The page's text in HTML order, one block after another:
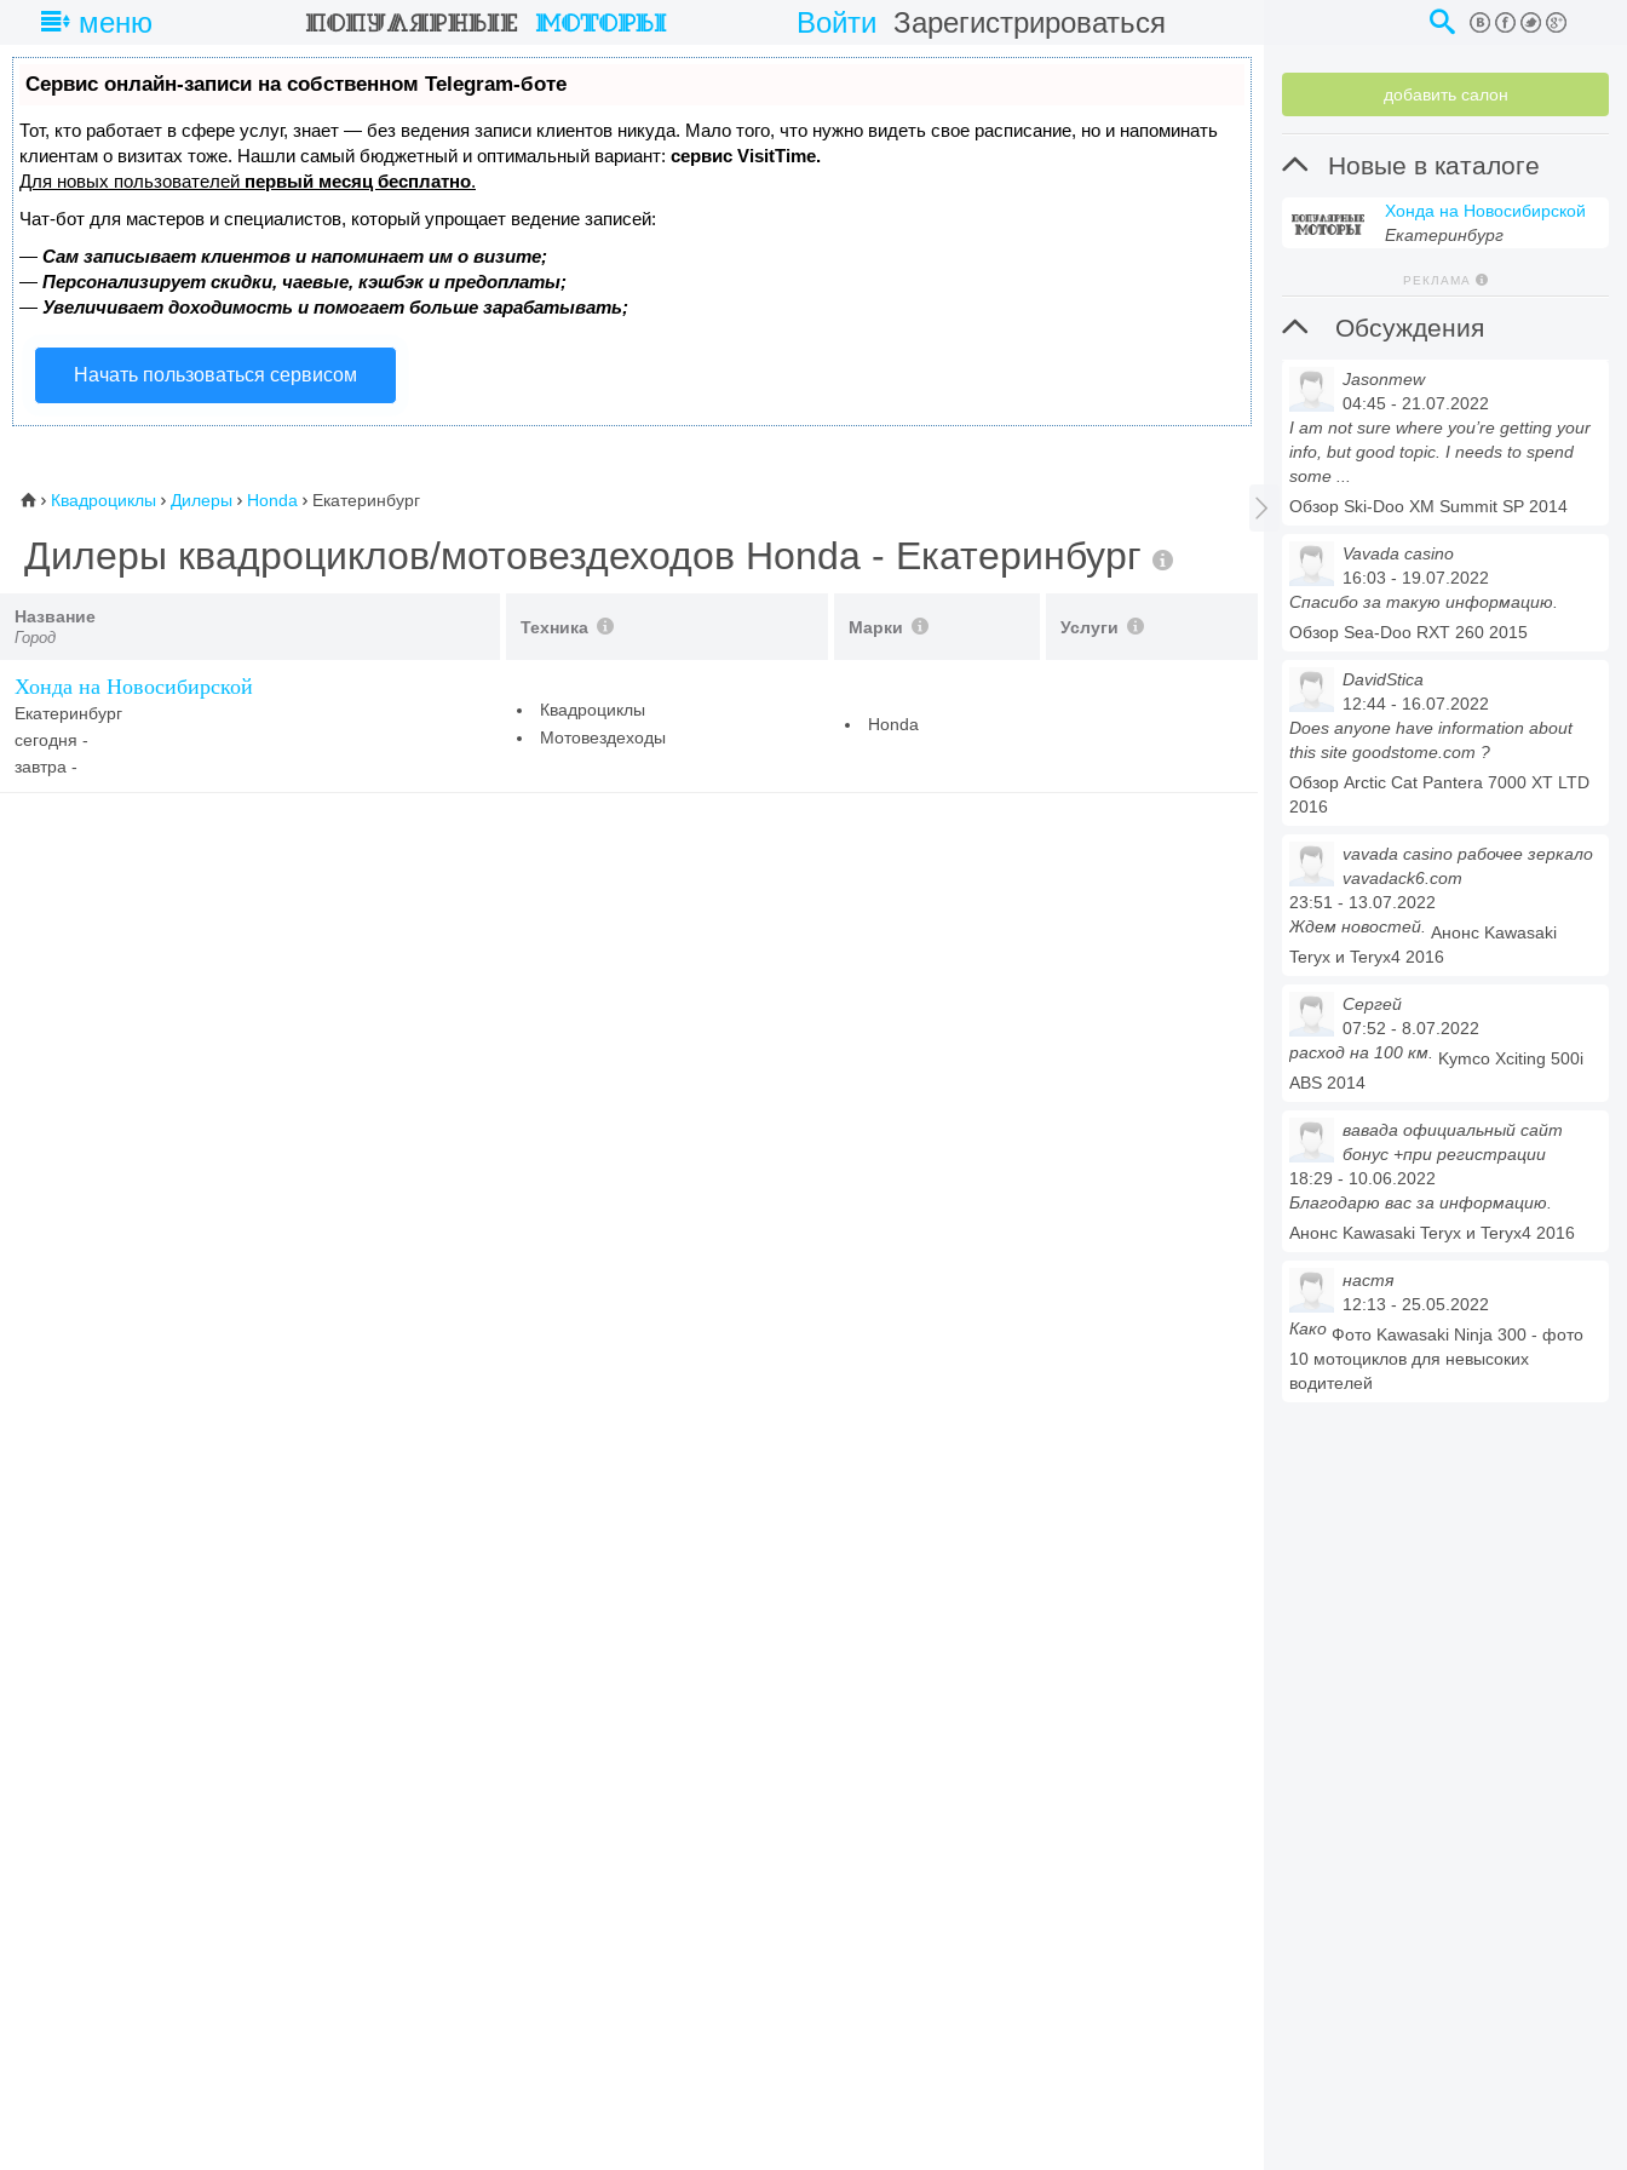
меню Войти Зарегистрироваться
Сервис онлайн-записи на собственном Telegram-боте
Тот, кто работает в сфере услуг, знает — без ведения записи клиентов никуда. Мало того, что нужно видеть свое расписание, но и напоминать
клиентам о визитах тоже. Нашли самый бюджетный и оптимальный вариант: сервис VisitTime.
Для новых пользователей первый месяц бесплатно.
Чат-бот для мастеров и специалистов, который упрощает ведение записей:
— Сам записывает клиентов и напоминает им о визите;
— Персонализирует скидки, чаевые, кэшбэк и предоплаты;
— Увеличивает доходимость и помогает больше зарабатывать;
Начать пользоваться сервисом
⌂  Квадроциклы  Дилеры  Honda  Екатеринбург
Дилеры квадроциклов/мотовездеходов Honda - Екатеринбург
Название
Город
Техника Марки Услуги
Хонда на Новосибирской
Екатеринбург
сегодня -
завтра -
Квадроциклы
Мотовездеходы
Honda

добавить салон
 Новые в каталоге
Хонда на Новосибирской
Екатеринбург
РЕКЛАМА
 Обсуждения
Jasonmew
04:45 - 21.07.2022
I am not sure where you’re getting your
info, but good topic. I needs to spend
some ...
Обзор Ski-Doo XM Summit SP 2014
Vavada casino
16:03 - 19.07.2022
Спасибо за такую информацию.
Обзор Sea-Doo RXT 260 2015
DavidStica
12:44 - 16.07.2022
Does anyone have information about
this site goodstome.com ?
Обзор Arctic Cat Pantera 7000 XT LTD
2016
vavada casino рабочее зеркало
vavadack6.com
23:51 - 13.07.2022
Ждем новостей. Анонс Kawasaki
Teryx и Teryx4 2016
Сергей
07:52 - 8.07.2022
расход на 100 км. Kymco Xciting 500i
ABS 2014
вавада официальный сайт
бонус +при регистрации
18:29 - 10.06.2022
Благодарю вас за информацию.
Анонс Kawasaki Teryx и Teryx4 2016
настя
12:13 - 25.05.2022
Како Фото Kawasaki Ninja 300 - фото
10 мотоциклов для невысоких
водителей